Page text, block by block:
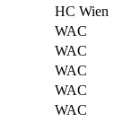
HC Wien
WAC
WAC
WAC
WAC
WAC